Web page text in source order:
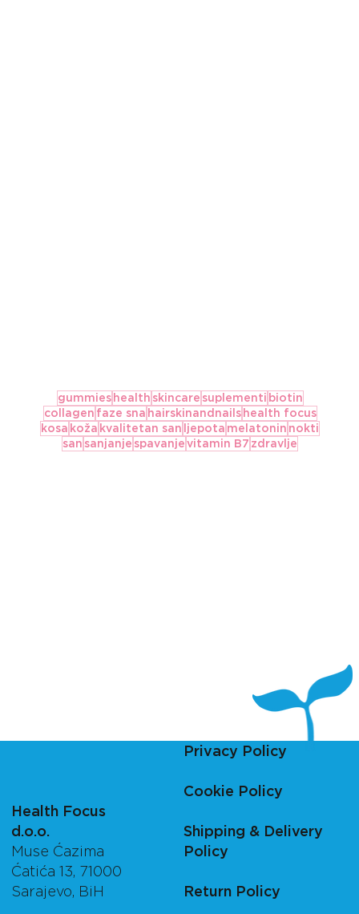
gummies health skincare suplementi biotin
collagen faze sna hairskinandnails health focus
kosa koža kvalitetan san ljepota melatonin nokti
san sanjanje spavanje vitamin B7 zdravlje
Health Focus
d.o.o.
Muse Ćazima
Ćatića 13, 71000
Sarajevo, BiH
Privacy Policy
Cookie Policy
Shipping & Delivery
Policy
Return Policy